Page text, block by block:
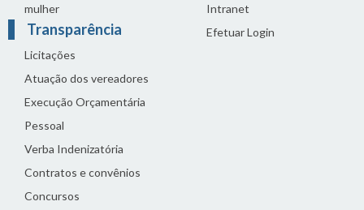
mulher
Transparência
Licitações
Atuação dos vereadores
Execução Orçamentária
Pessoal
Verba Indenizatória
Contratos e convênios
Concursos
Intranet
Efetuar Login